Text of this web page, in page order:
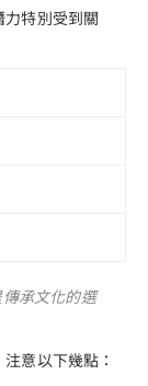
特別受到關
傳承文化的選
意以下幾點：